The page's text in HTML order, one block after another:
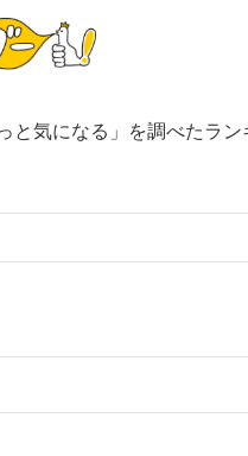
と気になる」を調べたラン